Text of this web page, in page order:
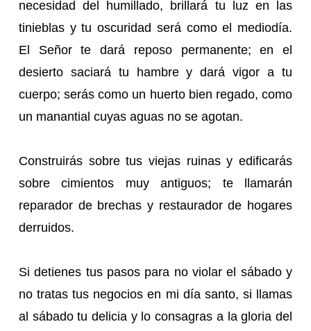
necesidad del humillado, brillará tu luz en las
tinieblas y tu oscuridad será como el mediodía.
El Señor te dará reposo permanente; en el
desierto saciará tu hambre y dará vigor a tu
cuerpo; serás como un huerto bien regado, como
un manantial cuyas aguas no se agotan.
Construirás sobre tus viejas ruinas y edificarás
sobre cimientos muy antiguos; te llamarán
reparador de brechas y restaurador de hogares
derruidos.
Si detienes tus pasos para no violar el sábado y
no tratas tus negocios en mi día santo, si llamas
al sábado tu delicia y lo consagras a la gloria del